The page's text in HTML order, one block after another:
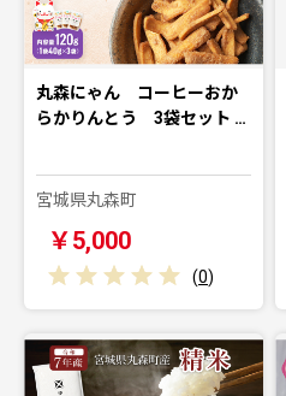
丸森にゃん コーヒーおか
らかりんとう 3袋セット …
宮城県丸森町
￥5,000
(0)